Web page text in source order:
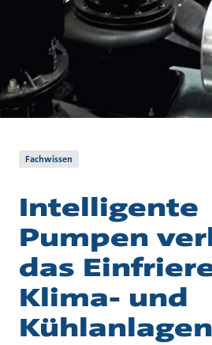
Fachwissen
Intelligente
Pumpen
das
Klima- und
Kühlanlagen